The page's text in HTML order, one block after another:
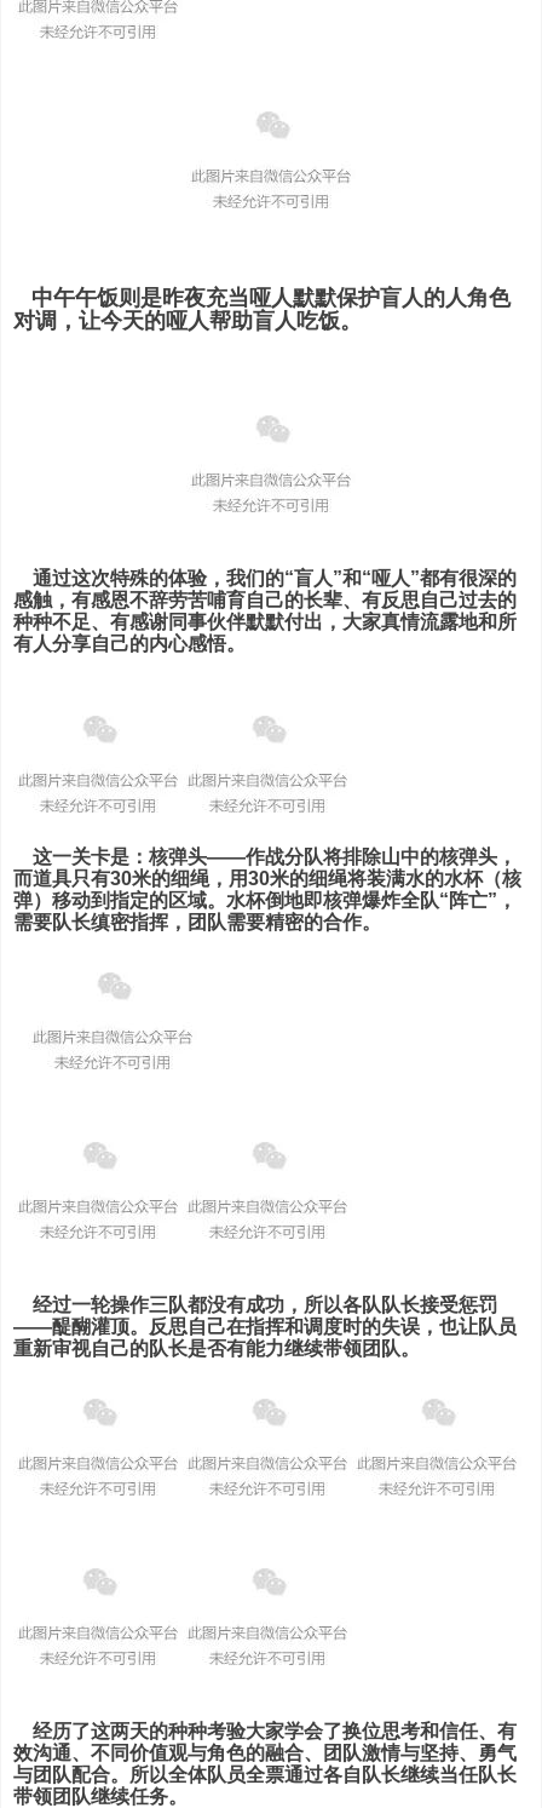
中午午饭则是昨夜充当哑人默默保护盲人的人角色
对调，让今天的哑人帮助盲人吃饭。
通过这次特殊的体验，我们的“盲人”和“哑人”都有很深的
感触，有感恩不辞劳苦哺育自己的长辈、有反思自己过去的
种种不足、有感谢同事伙伴默默付出，大家真情流露地和所
有人分享自己的内心感悟。
这一关卡是：核弹头——作战分队将排除山中的核弹头，
而道具只有30米的细绳，用30米的细绳将装满水的水杯（核
弹）移动到指定的区域。水杯倒地即核弹爆炸全队“阵亡”，
需要队长缜密指挥，团队需要精密的合作。
经过一轮操作三队都没有成功，所以各队队长接受惩罚
——醍醐灌顶。反思自己在指挥和调度时的失误，也让队员
重新审视自己的队长是否有能力继续带领团队。
经历了这两天的种种考验大家学会了换位思考和信任、有
效沟通、不同价值观与角色的融合、团队激情与坚持、勇气
与团队配合。所以全体队员全票通过各自队长继续当任队长
带领团队继续任务。